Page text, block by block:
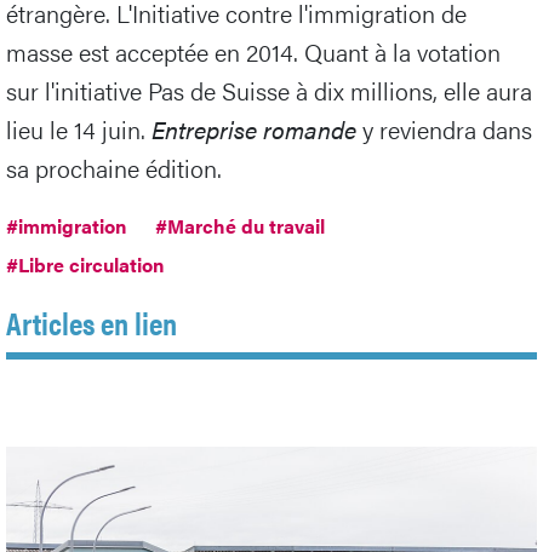
étrangère. L'Initiative contre l'immigration de
masse est acceptée en 2014. Quant à la votation
sur l'initiative Pas de Suisse à dix millions, elle aura
lieu le 14 juin. Entreprise romandey reviendra dans
sa prochaine édition.
#immigration
#Marché du travail
#Libre circulation
Articles en lien